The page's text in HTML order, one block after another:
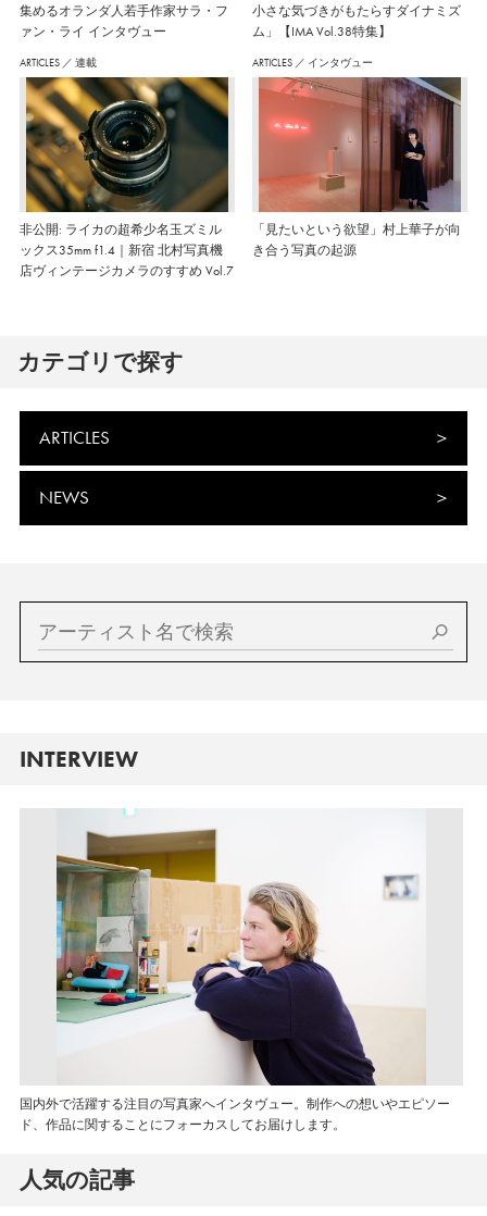
集めるオランダ人若手作家サラ・フ
ァン・ライ インタヴュー
小さな気づきがもたらすダイナミズ
ム」【IMA Vol.38特集】
ARTICLES ／ 連載
非公開: ライカの超希少名玉ズミル
ックス35mm f1.4｜新宿 北村写真機
店ヴィンテージカメラのすすめ Vol.7
ARTICLES ／ インタヴュー
「見たいという欲望」村上華子が向
き合う写真の起源
カテゴリで探す
ARTICLES
NEWS
INTERVIEW
国内外で活躍する注目の写真家へインタヴュー。制作への想いやエピソー
ド、作品に関することにフォーカスしてお届けします。
人気の記事